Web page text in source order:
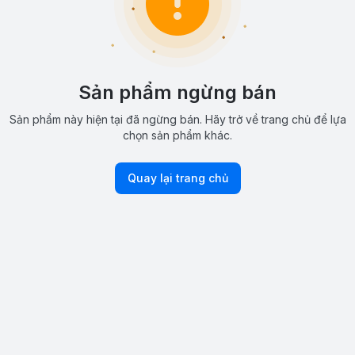
Sản phẩm ngừng bán
Sản phẩm này hiện tại đã ngừng bán. Hãy trở về trang chủ để lựa
chọn sản phẩm khác.
Quay lại trang chủ